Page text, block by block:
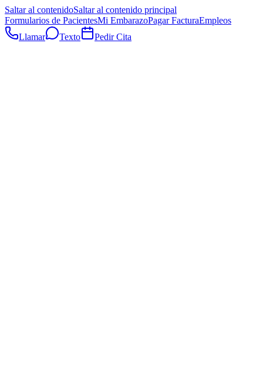
Saltar al contenidoSaltar al contenido principal
Formularios de PacientesMi EmbarazoPagar FacturaEmpleos
Llamar
Texto Pedir Cita